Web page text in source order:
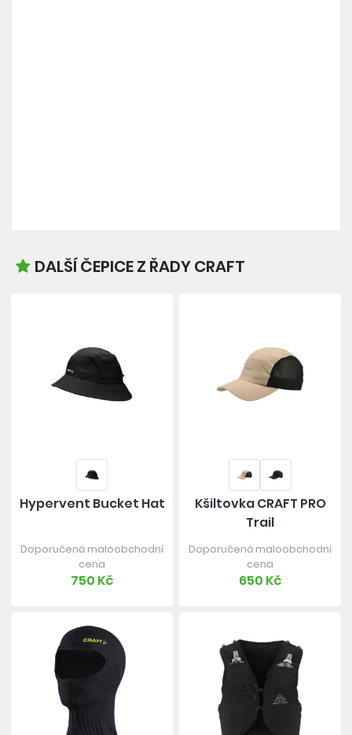
DALŠÍ ČEPICE Z ŘADY CRAFT
Hypervent Bucket Hat
Doporučená maloobchodní
cena
750 Kč
Kšiltovka CRAFT PRO
Trail
Doporučená maloobchodní
cena
650 Kč